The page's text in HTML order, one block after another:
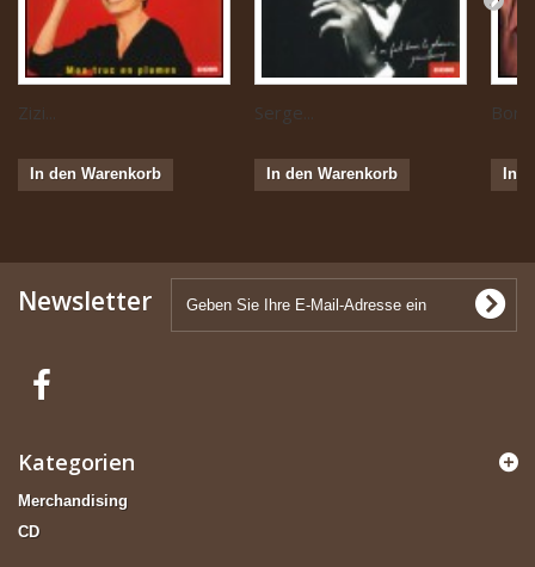
Zizi...
In den Warenkorb
Serge...
In den Warenkorb In
Newsletter
Kategorien
Merchandising
CD